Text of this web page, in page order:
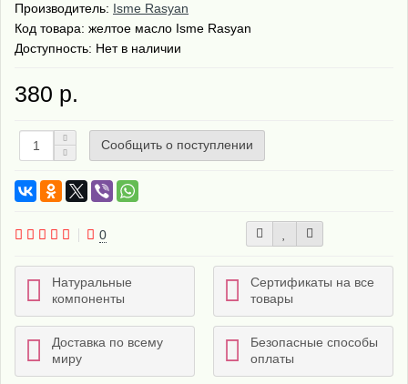
Производитель: Isme Rasyan
Код товара: желтое масло Isme Rasyan
Доступность: Нет в наличии
380 р.
Сообщить о поступлении
0
Натуральные
компоненты
Сертификаты на все
товары
Доставка по всему
миру
Безопасные способы
оплаты